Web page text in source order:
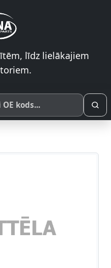
līdz lielākajiem
SKU vai OE koda